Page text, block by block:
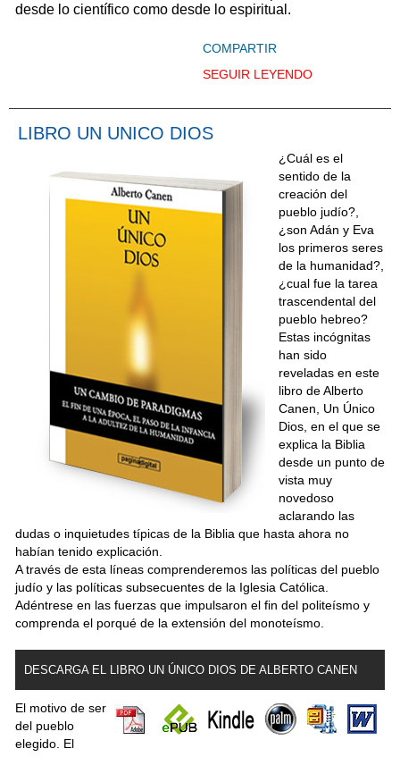
desde lo científico como desde lo espiritual.
COMPARTIR
SEGUIR LEYENDO
LIBRO UN UNICO DIOS
¿Cuál es el
sentido de la
creación del
pueblo judío?,
¿son Adán y Eva
los primeros seres
de la humanidad?,
¿cual fue la tarea
trascendental del
pueblo hebreo?
Estas incógnitas
han sido
reveladas en este
libro de Alberto
Canen, Un Único
Dios , en el que se
explica la Biblia
desde un punto de
vista muy
novedoso
aclarando las
dudas o inquietudes típicas de la Biblia que hasta ahora no
habían tenido explicación.
A través de esta líneas comprenderemos las políticas del pueblo
judío y las políticas subsecuentes de la Iglesia Católica.
Adéntrese en las fuerzas que impulsaron el fin del politeísmo y
comprenda el porqué de la extensión del monoteísmo.
DESCARGA EL LIBRO UN ÚNICO DIOS DE ALBERTO CANEN
El motivo de ser
del pueblo
elegido. El